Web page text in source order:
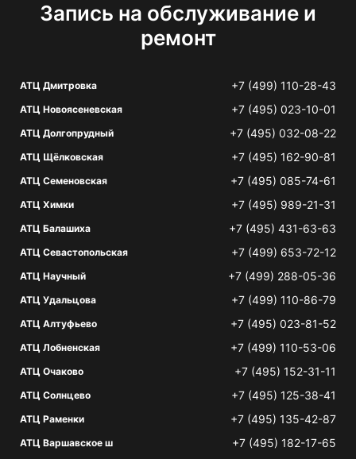
Запись на обслуживание и
ремонт
АТЦ Дмитровка +7 (499) 110-28-43
АТЦ Новоясеневская +7 (495) 023-10-01
АТЦ Долгопрудный +7 (495) 032-08-22
АТЦ Щёлковская +7 (495) 162-90-81
АТЦ Семеновская +7 (495) 085-74-61
АТЦ Химки +7 (495) 989-21-31
АТЦ Балашиха +7 (495) 431-63-63
АТЦ Севастопольская +7 (499) 653-72-12
АТЦ Научный +7 (499) 288-05-36
АТЦ Удальцова +7 (499) 110-86-79
АТЦ Алтуфьево +7 (495) 023-81-52
АТЦ Лобненская +7 (499) 110-53-06
АТЦ Очаково +7 (495) 152-31-11
АТЦ Солнцево +7 (495) 125-38-41
АТЦ Раменки +7 (495) 135-42-87
АТЦ Варшавское ш +7 (495) 182-17-65